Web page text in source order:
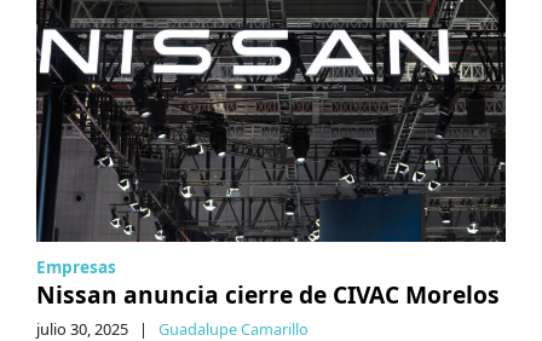
Empresas
Nissan anuncia cierre de CIVAC Morelos
julio 30, 2025 | Guadalupe Camarillo